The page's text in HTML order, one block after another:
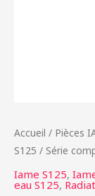
Accueil / Pièces
S125 / Série
Iame S125,
eau S125,